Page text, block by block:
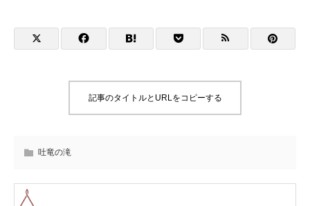
記事のタイトルとURLをコピーする
吐竜の滝